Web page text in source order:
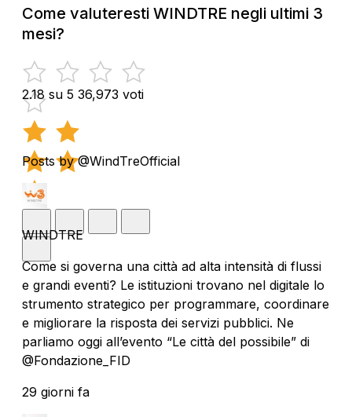
Come valuteresti WINDTRE negli ultimi 3
mesi?
2.18 su 5 36,973 voti
Posts by @WindTreOfficial
WINDTRE
Come si governa una città ad alta intensità di flussi
e grandi eventi? Le istituzioni trovano nel digitale lo
strumento strategico per programmare, coordinare
e migliorare la risposta dei servizi pubblici. Ne
parliamo oggi all’evento “Le città del possibile” di
@Fondazione_FID
29 giorni fa